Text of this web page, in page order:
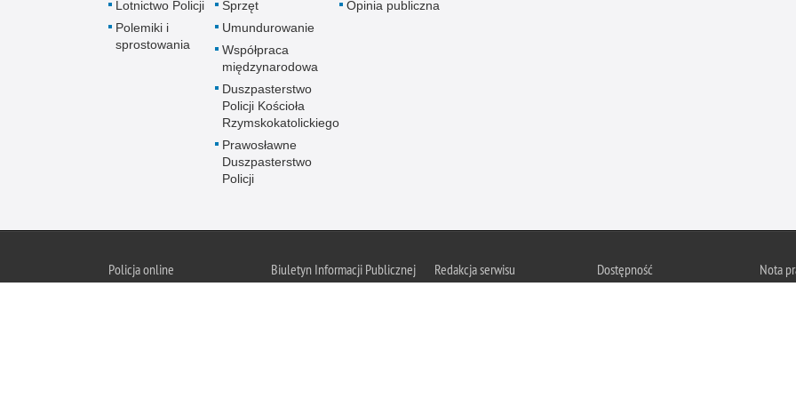
Lotnictwo Policji
Polemiki i
sprostowania
Sprzęt
Umundurowanie
Współpraca
międzynarodowa
Duszpasterstwo
Policji Kościoła
Rzymskokatolickiego
Prawosławne
Duszpasterstwo
Policji
Opinia publiczna
Policjaonline
Biuletyn Informacji Publicznej
Redakcja serwisu
Dostępność
Nota